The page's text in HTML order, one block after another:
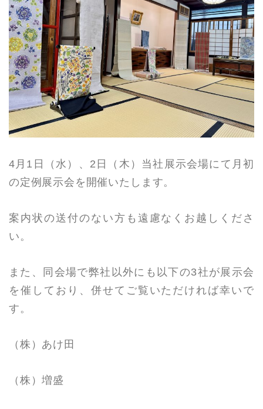
4月1日（水）、2日（木）当社展示会場にて月初
の定例展示会を開催いたします。
案内状の送付のない方も遠慮なくお越しくださ
い。
また、同会場で弊社以外にも以下の3社が展示会
を催しており、併せてご覧いただければ幸いで
す。
（株）あけ田
（株）増盛